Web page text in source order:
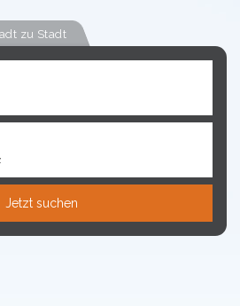
zu Stadt
Jetzt suchen